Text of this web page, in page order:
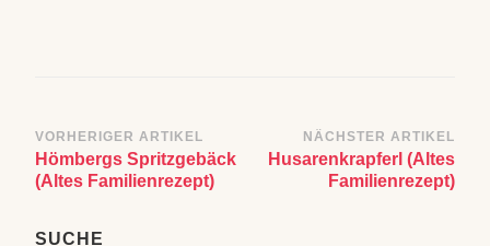
Beitragsnavigation
VORHERIGER ARTIKEL
Hömbergs Spritzgebäck
(Altes Familienrezept)
NÄCHSTER ARTIKEL
Husarenkrapferl (Altes
Familienrezept)
SUCHE